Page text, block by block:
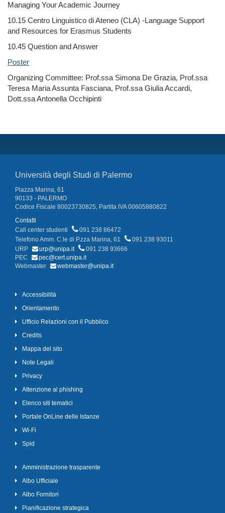
Managing Your Academic Journey
10.15 Centro Linguistico di Ateneo (CLA) -Language Support
and Resources for Erasmus Students
10.45 Question and Answer
Poster
Organizing Committee: Prof.ssa Simona De Grazia, Prof.ssa
Teresa Maria Assunta Fasciana, Prof.ssa Giulia Accardi,
Dott.ssa Antonella Occhipinti
Università degli Studi di Palermo
Piazza Marina, 61
90133 - PALERMO
Codice Fiscale 80023730825, Partita IVA 00605880822
Contatti
Call center studenti
091 238 86472
Telefono Amm. C.le di P.zza Marina, 61
091 238 93011
URP
urp@unipa.it
091 238 93666
PEC
pec@cert.unipa.it
Webmaster
webmaster@unipa.it
Accessibilità
Orientamento
Ufficio Relazioni con il Pubblico
Credits
Mappa del sito
Note Legali
Privacy
Attenzione al phishing
Elenco siti tematici
Portale OnLine delle Istanze
Wi-Fi
Spid
Amministrazione trasparente
Albo Ufficiale
Albo Fornitori
Pianificazione strategica